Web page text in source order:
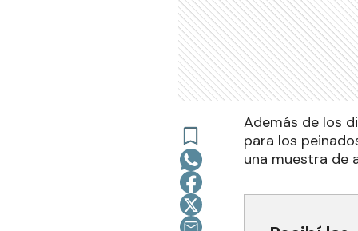
Además de los
para los
una muestra de